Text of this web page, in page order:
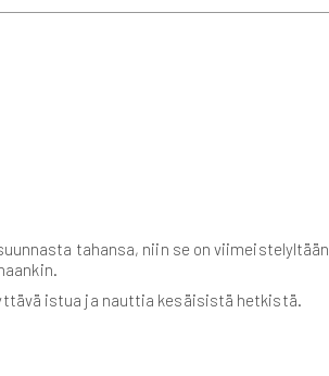
tahansa, niin se on viimeistelyltään
istua ja nauttia kesäisistä hetkistä.